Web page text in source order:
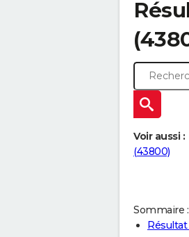
Voir aussi :
(43800)
Sommaire :